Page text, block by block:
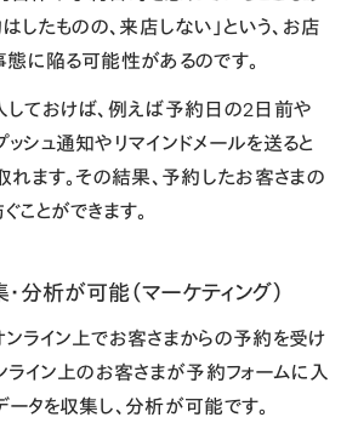
はしたものの、来店しない」という、お店
に陥る可能性があるのです。
しておけば、例えば予約日の2日前や
シュ通知やリマインドメールを送ると
れます。その結果、予約したお客さまの
ことができます。
分析が可能（マーケティング）
ライン上でお客さまからの予約を受け
ライン上のお客さまが予約フォームに入
タを収集し、分析が可能です。